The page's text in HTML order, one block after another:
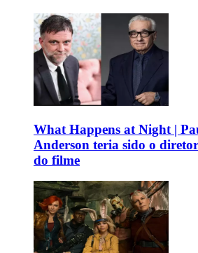
What Happens at Night |
Anderson teria sido o
do filme